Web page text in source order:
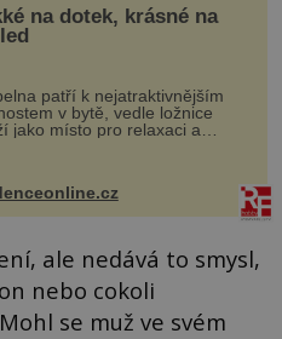
na dotek, krásné na
patří k nejatraktivnějším
v bytě, vedle ložnice
jako místo pro relaxaci a
Koupelnový textil –
osušky a koberečky –
jako mávnutím kouzelného
ale nedává to smysl,
nebo cokoli
se muž ve svém